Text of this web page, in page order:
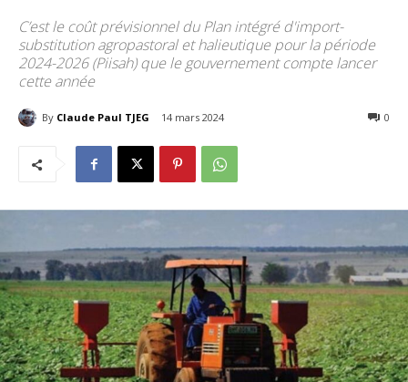
C’est le coût prévisionnel du Plan intégré d'import-
substitution agropastoral et halieutique pour la période
2024-2026 (Piisah) que le gouvernement compte lancer
cette année
By Claude Paul TJEG 14 mars 2024 0